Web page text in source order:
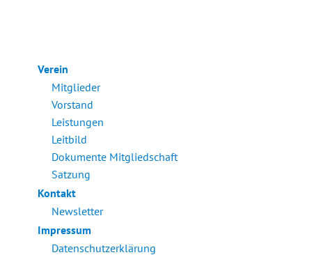
Verein
Mitglieder
Vorstand
Leistungen
Leitbild
Dokumente Mitgliedschaft
Satzung
Kontakt
Newsletter
Impressum
Datenschutzerklärung